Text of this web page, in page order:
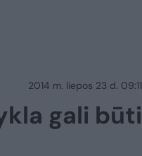
2014 m. liepos 23 d. 09:11
gali būti